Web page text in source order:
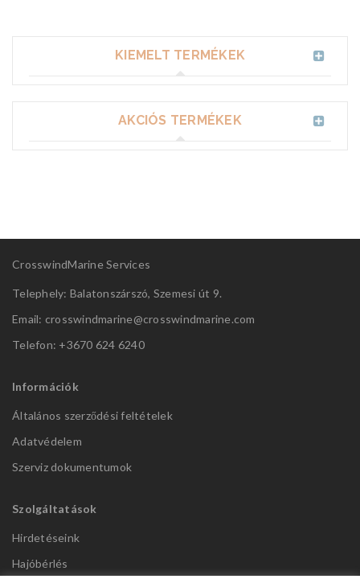
KIEMELT TERMÉKEK
AKCIÓS TERMÉKEK
CrosswindMarine Services
Telephely: Balatonszárszó, Szemesi út 9.
Email: crosswindmarine@crosswindmarine.com
Telefon: +3670 624 6240
Információk
Általános szerződési feltételek
Adatvédelem
Szerviz dokumentumok
Szolgáltatások
Hirdetéseink
Hajóbérlés